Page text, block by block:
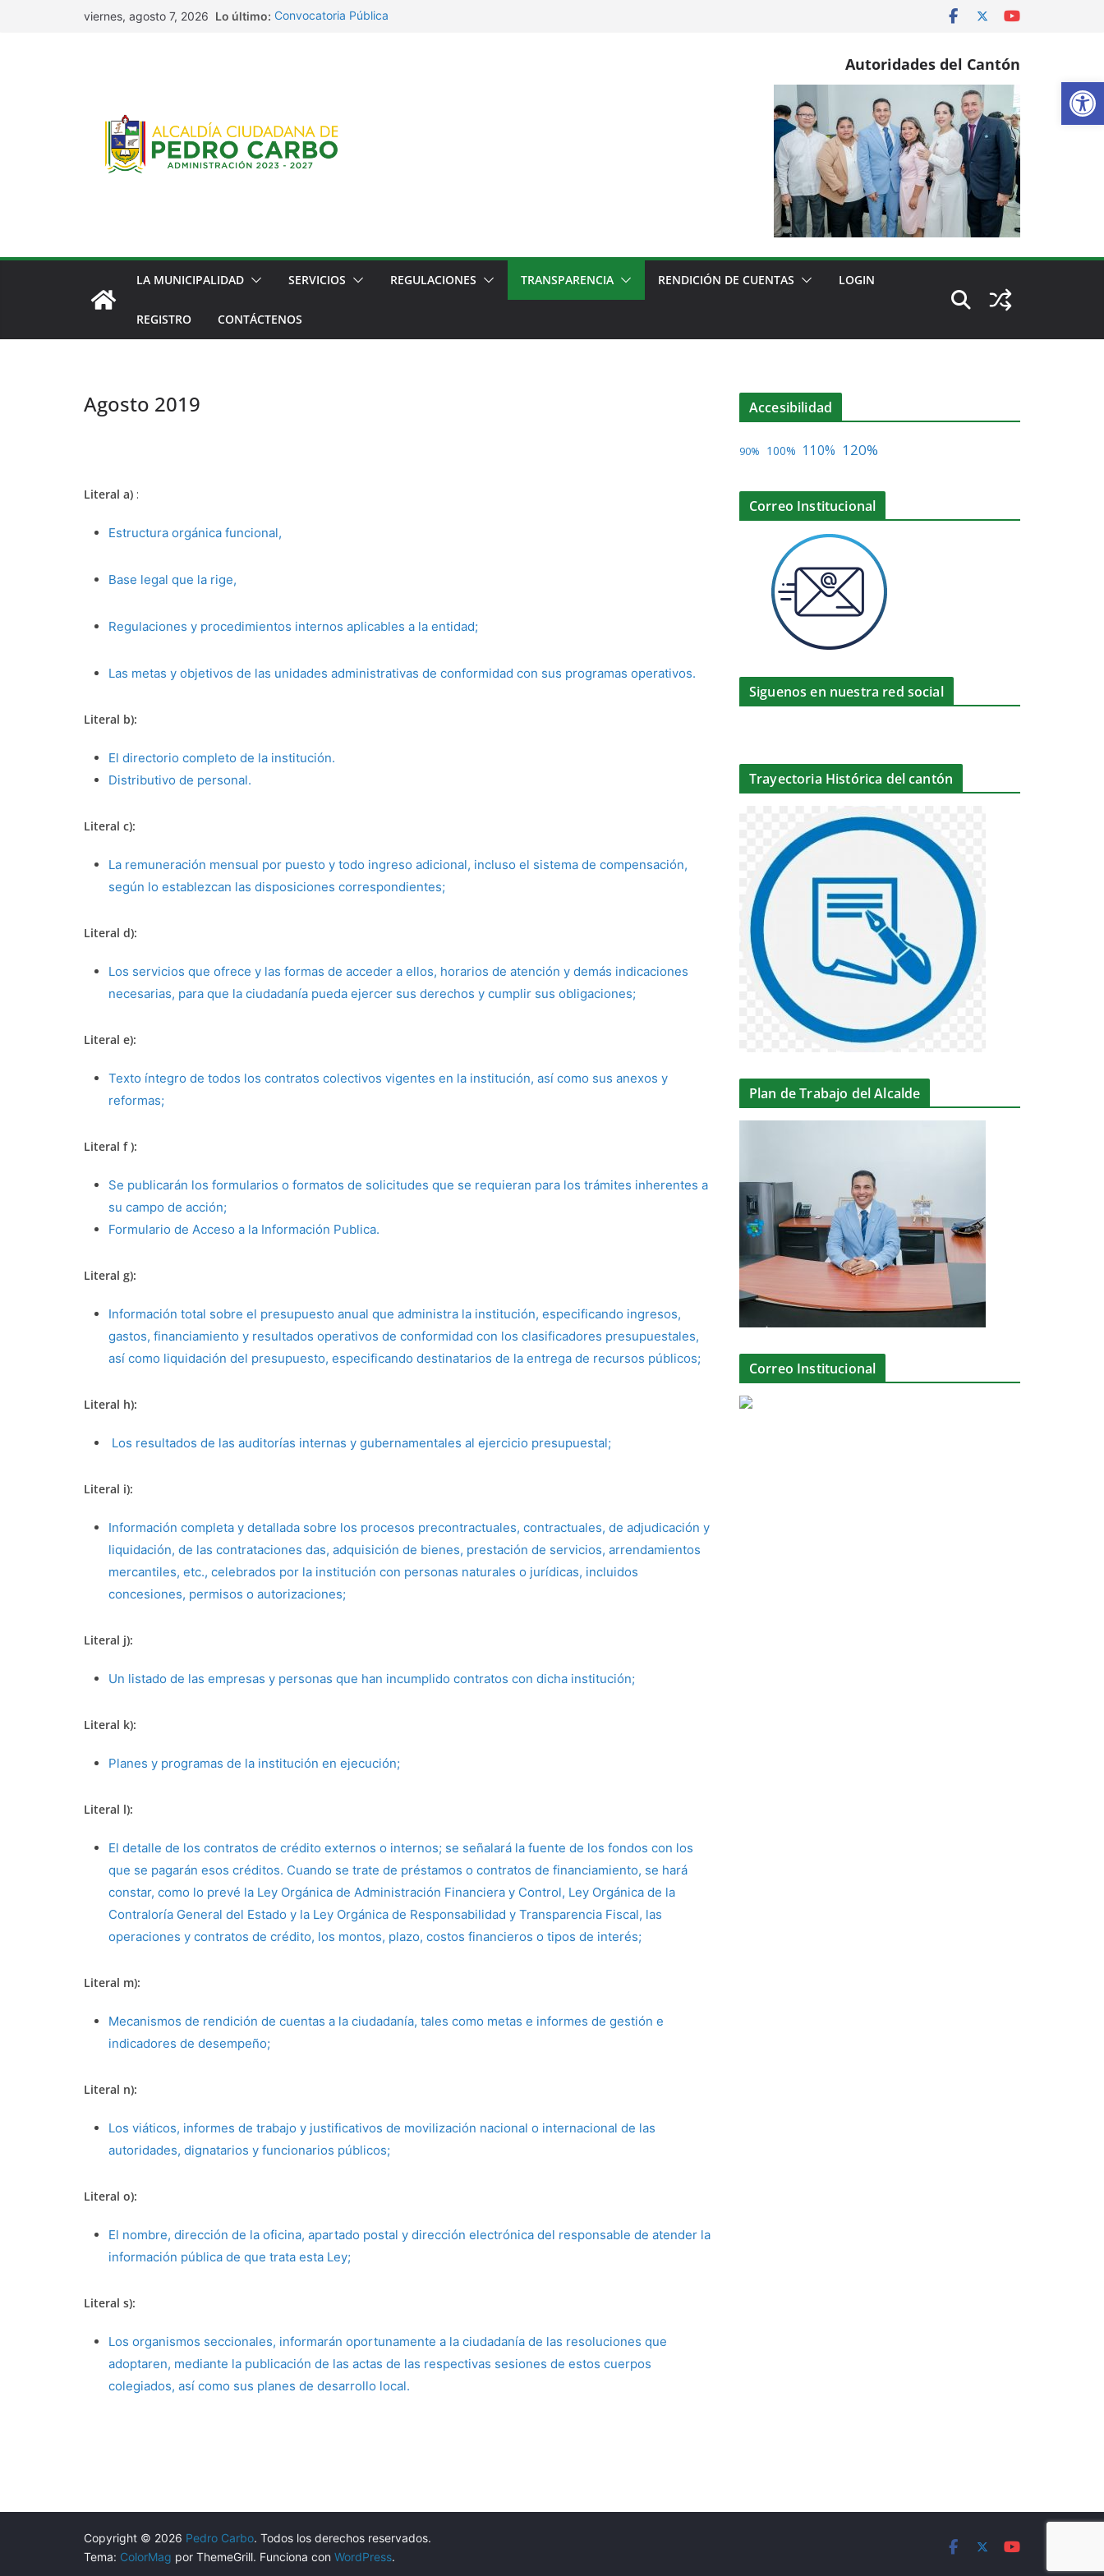
viernes, agosto 7, 2026 Lo último: Convocatoria Pública
Capacitación CNE Consulta Popular y Referéndum 2024
Autoridades del Cantón
LA MUNICIPALIDAD SERVICIOS REGULACIONES TRANSPARENCIA RENDICIÓN DE CUENTAS LOGIN
REGISTRO CONTÁCTENOS
Agosto 2019
Literal a) :
Estructura orgánica funcional,
Base legal que la rige,
Regulaciones y procedimientos internos aplicables a la entidad;
Las metas y objetivos de las unidades administrativas de conformidad con sus programas operativos.
Literal b):
El directorio completo de la institución.
Distributivo de personal.
Literal c):
La remuneración mensual por puesto y todo ingreso adicional, incluso el sistema de compensación,
según lo establezcan las disposiciones correspondientes;
Literal d):
Los servicios que ofrece y las formas de acceder a ellos, horarios de atención y demás indicaciones
necesarias, para que la ciudadanía pueda ejercer sus derechos y cumplir sus obligaciones;
Literal e):
Texto íntegro de todos los contratos colectivos vigentes en la institución, así como sus anexos y
reformas;
Literal f ):
Se publicarán los formularios o formatos de solicitudes que se requieran para los trámites inherentes a
su campo de acción;
Formulario de Acceso a la Información Publica.
Literal g):
Información total sobre el presupuesto anual que administra la institución, especificando ingresos,
gastos, financiamiento y resultados operativos de conformidad con los clasificadores presupuestales,
así como liquidación del presupuesto, especificando destinatarios de la entrega de recursos públicos;
Literal h):
Los resultados de las auditorías internas y gubernamentales al ejercicio presupuestal;
Literal i):
Información completa y detallada sobre los procesos precontractuales, contractuales, de adjudicación y
liquidación, de las contrataciones das, adquisición de bienes, prestación de servicios, arrendamientos
mercantiles, etc., celebrados por la institución con personas naturales o jurídicas, incluidos
concesiones, permisos o autorizaciones;
Literal j):
Un listado de las empresas y personas que han incumplido contratos con dicha institución;
Literal k):
Planes y programas de la institución en ejecución;
Literal l):
El detalle de los contratos de crédito externos o internos; se señalará la fuente de los fondos con los
que se pagarán esos créditos. Cuando se trate de préstamos o contratos de financiamiento, se hará
constar, como lo prevé la Ley Orgánica de Administración Financiera y Control, Ley Orgánica de la
Contraloría General del Estado y la Ley Orgánica de Responsabilidad y Transparencia Fiscal, las
operaciones y contratos de crédito, los montos, plazo, costos financieros o tipos de interés;
Literal m):
Mecanismos de rendición de cuentas a la ciudadanía, tales como metas e informes de gestión e
indicadores de desempeño;
Literal n):
Los viáticos, informes de trabajo y justificativos de movilización nacional o internacional de las
autoridades, dignatarios y funcionarios públicos;
Literal o):
El nombre, dirección de la oficina, apartado postal y dirección electrónica del responsable de atender la
información pública de que trata esta Ley;
Literal s):
Los organismos seccionales, informarán oportunamente a la ciudadanía de las resoluciones que
adoptaren, mediante la publicación de las actas de las respectivas sesiones de estos cuerpos
colegiados, así como sus planes de desarrollo local.
Accesibilidad
90% 100% 110% 120%
Correo Institucional
Siguenos en nuestra red social
Trayectoria Histórica del cantón
Plan de Trabajo del Alcalde
Correo Institucional
Copyright © 2026 Pedro Carbo. Todos los derechos reservados.
Tema: ColorMag por ThemeGrill. Funciona con WordPress.